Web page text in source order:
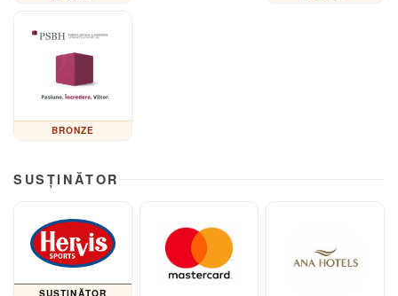
BRONZE
SUSȚINĂTOR
SUSȚINĂTOR